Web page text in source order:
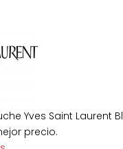
Yves Saint Laurent
precio.